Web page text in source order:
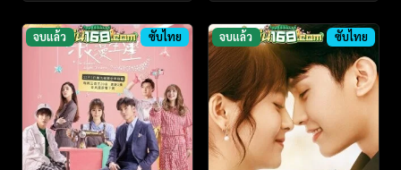
จบแล้ว ซับไทย จบแล้ว ซับไทย